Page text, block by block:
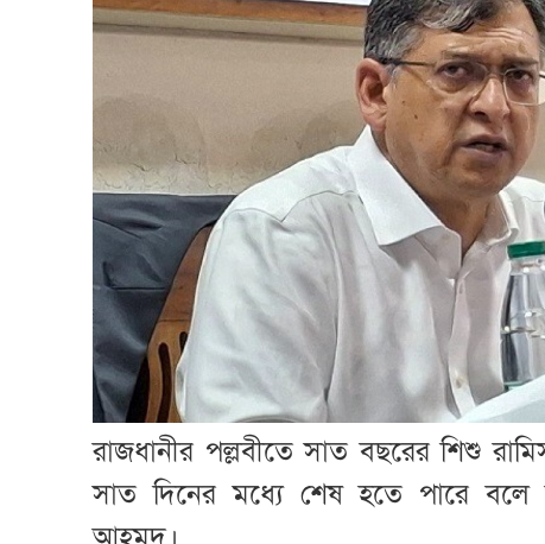
রাজধানীর পল্লবীতে সাত বছরের শিশু
সাত দিনের মধ্যে শেষ হতে পারে বলে